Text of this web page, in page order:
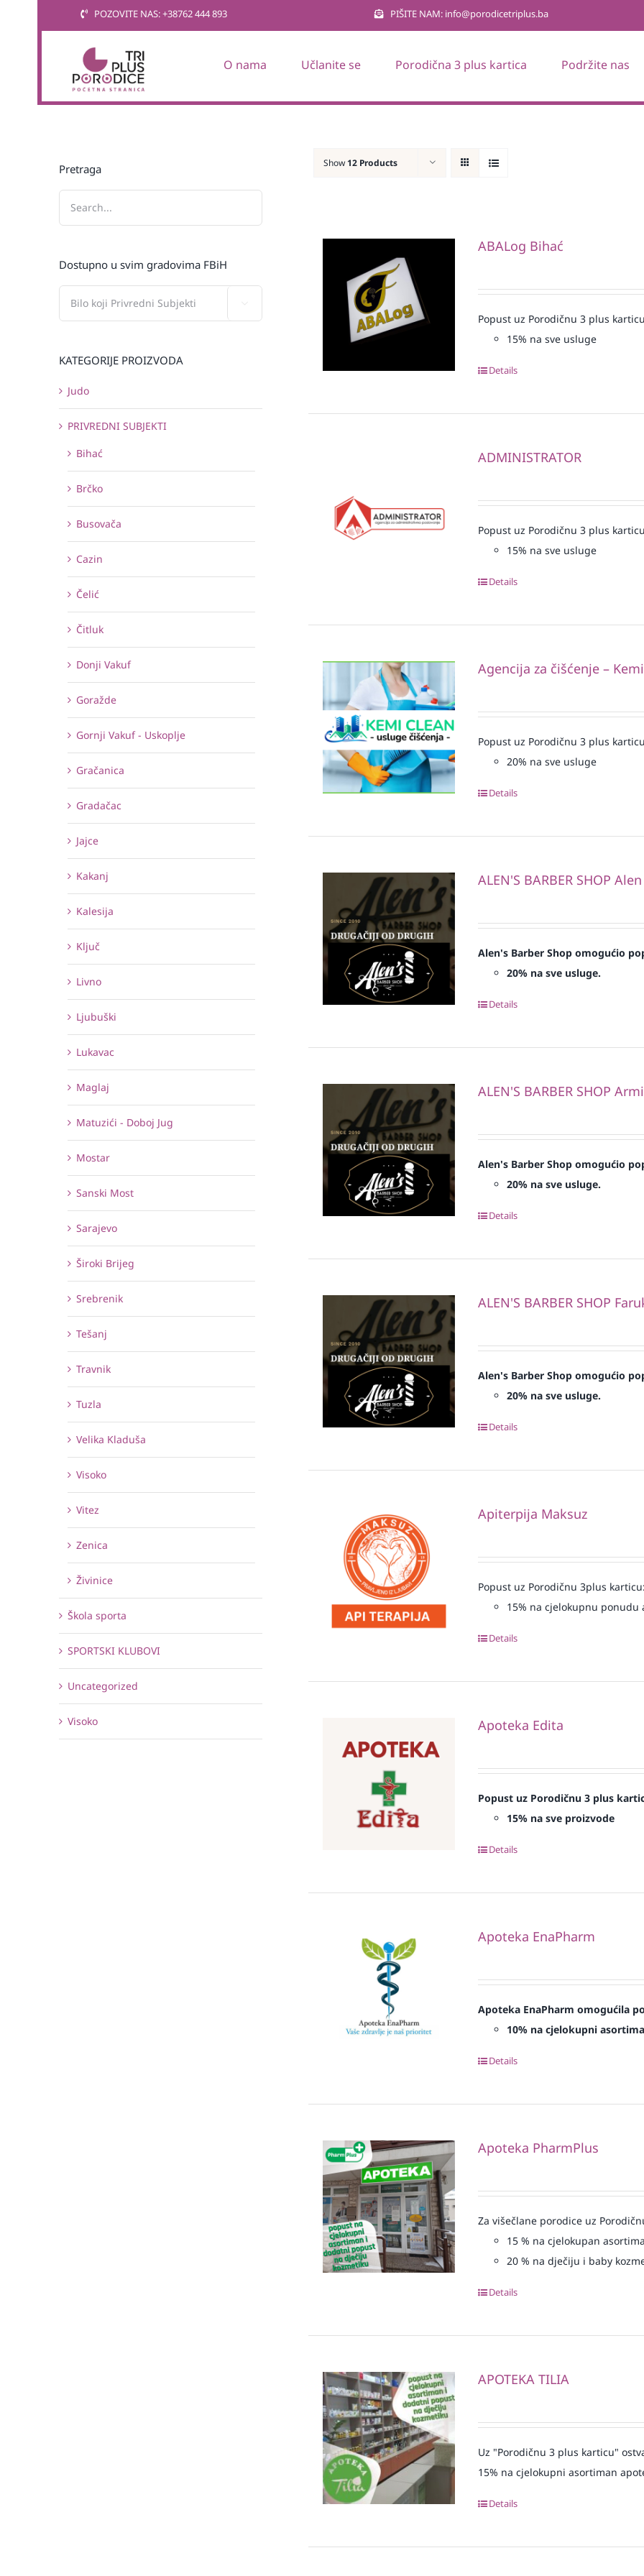
POZOVITE NAS: +38762 444 893 PIŠITE NAM: info@porodicetriplus.ba
O nama Učlanite se Porodična 3 plus kartica Podržite nas
Show 12 Products
ABALog Bihać
Popust uz Porodičnu 3 plus
15% na sve usluge
Details
ADMINISTRATOR
Popust uz Porodičnu 3 plus
15% na sve usluge
Details
Agencija za čišćenje –
Popust uz Porodičnu 3 plus
20% na sve usluge
Details
ALEN'S BARBER SHOP
Alen's Barber Shop omogućio
20% na sve usluge.
Details
ALEN'S BARBER SHOP
Alen's Barber Shop omogućio
20% na sve usluge.
Details
ALEN'S BARBER SHOP
Alen's Barber Shop omogućio
20% na sve usluge.
Details
Apiterpija Maksuz
Popust uz Porodičnu 3plus
15% na cjelokupnu ponudu
Details
Apoteka Edita
Popust uz Porodičnu 3 plus
15% na sve proizvode
Details
Apoteka EnaPharm
Apoteka EnaPharm omogućila
10% na cjelokupni
Details
Apoteka PharmPlus
Za višečlane porodice uz
15 % na cjelokupan
20 % na dječiju i baby
Details
APOTEKA TILIA
Uz "Porodičnu 3 plus karticu"
15% na cjelokupni asortiman
Details
Pretraga
Dostupno u svim gradovima FBiH
KATEGORIJE PROIZVODA
Judo
PRIVREDNI SUBJEKTI
Bihać
Brčko
Busovača
Cazin
Čelić
Čitluk
Donji Vakuf
Goražde
Gornji Vakuf - Uskoplje
Gračanica
Gradačac
Jajce
Kakanj
Kalesija
Ključ
Livno
Ljubuški
Lukavac
Maglaj
Matuzići - Doboj Jug
Mostar
Sanski Most
Sarajevo
Široki Brijeg
Srebrenik
Tešanj
Travnik
Tuzla
Velika Kladuša
Visoko
Vitez
Zenica
Živinice
Škola sporta
SPORTSKI KLUBOVI
Uncategorized
Visoko